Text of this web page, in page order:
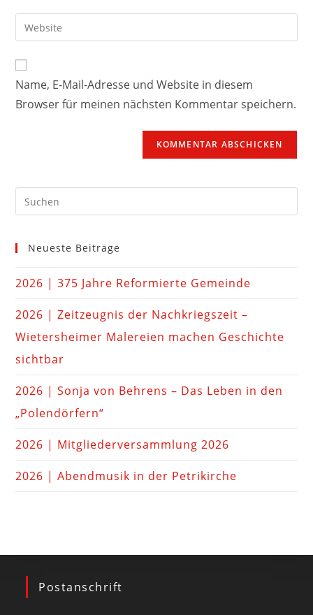
Name, E-Mail-Adresse und Website in diesem
Browser für meinen nächsten Kommentar speichern.
Neueste Beiträge
2026 | 375 Jahre Reformierte Gemeinde
2026 | Zeitzeugnis der Nachkriegszeit –
Wietersheimer Malereien machen Geschichte
sichtbar
2026 | Sonja von Behrens – Das Leben in den
„Polendörfern“
2026 | Mitgliederversammlung 2026
2026 | Abendmusik in der Petrikirche
Postanschrift